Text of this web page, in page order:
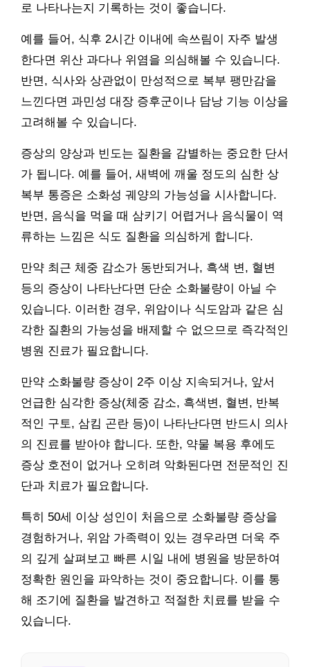
로 나타나는지 기록하는 것이 좋습니다.
예를 들어, 식후 2시간 이내에 속쓰림이 자주 발생
한다면 위산 과다나 위염을 의심해볼 수 있습니다.
반면, 식사와 상관없이 만성적으로 복부 팽만감을
느낀다면 과민성 대장 증후군이나 담낭 기능 이상을
고려해볼 수 있습니다.
증상의 양상과 빈도는 질환을 감별하는 중요한 단서
가 됩니다. 예를 들어, 새벽에 깨울 정도의 심한 상
복부 통증은 소화성 궤양의 가능성을 시사합니다.
반면, 음식을 먹을 때 삼키기 어렵거나 음식물이 역
류하는 느낌은 식도 질환을 의심하게 합니다.
만약 최근 체중 감소가 동반되거나, 흑색 변, 혈변
등의 증상이 나타난다면 단순 소화불량이 아닐 수
있습니다. 이러한 경우, 위암이나 식도암과 같은 심
각한 질환의 가능성을 배제할 수 없으므로 즉각적인
병원 진료가 필요합니다.
만약 소화불량 증상이 2주 이상 지속되거나, 앞서
언급한 심각한 증상(체중 감소, 흑색변, 혈변, 반복
적인 구토, 삼킴 곤란 등)이 나타난다면 반드시 의사
의 진료를 받아야 합니다. 또한, 약물 복용 후에도
증상 호전이 없거나 오히려 악화된다면 전문적인 진
단과 치료가 필요합니다.
특히 50세 이상 성인이 처음으로 소화불량 증상을
경험하거나, 위암 가족력이 있는 경우라면 더욱 주
의 깊게 살펴보고 빠른 시일 내에 병원을 방문하여
정확한 원인을 파악하는 것이 중요합니다. 이를 통
해 조기에 질환을 발견하고 적절한 치료를 받을 수
있습니다.